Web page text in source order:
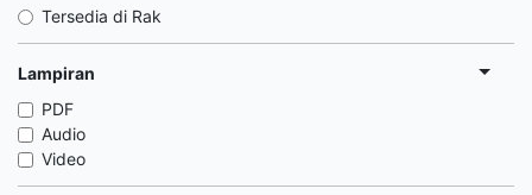
Tersedia di Rak
Lampiran
PDF
Audio
Video